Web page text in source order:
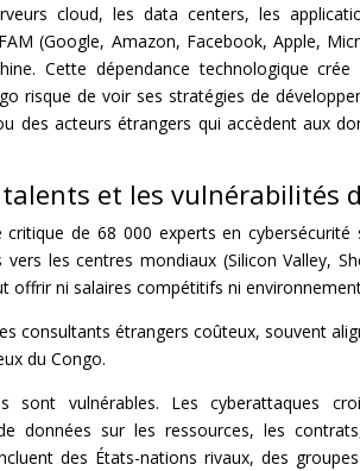
cloud, les data centers, les
(Google, Amazon, Facebook, Apple,
Cette dépendance technologique
risque de voir ses stratégies de
des acteurs étrangers qui accèdent aux
et les vulnérabilités
critique de 68 000 experts en
les centres mondiaux (Silicon Valley,
offrir ni salaires compétitifs ni
consultants étrangers coûteux, souvent
du Congo.
sont vulnérables. Les cyberattaques
données sur les ressources, les
des États-nations rivaux, des